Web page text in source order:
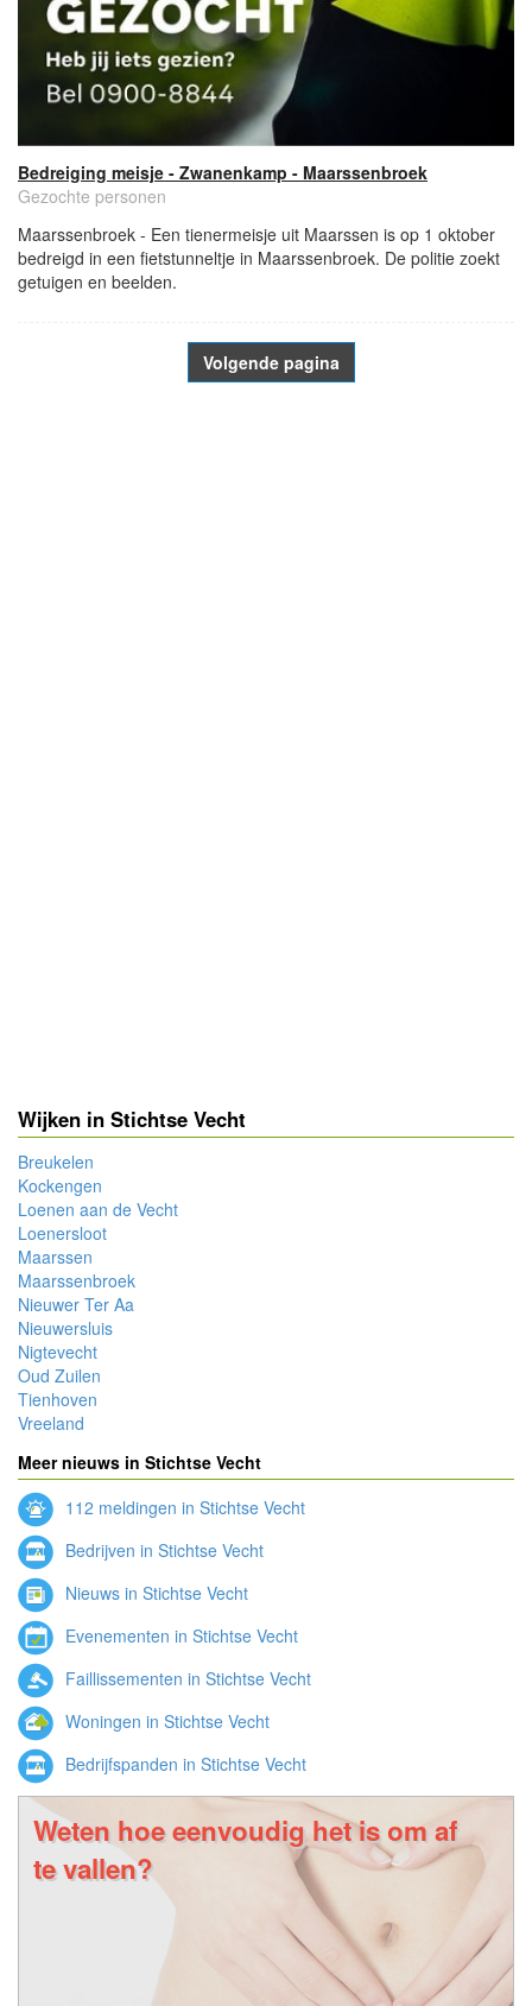
Bedreiging meisje - Zwanenkamp - Maarssenbroek
Gezochte personen
Maarssenbroek - Een tienermeisje uit Maarssen is op 1 oktober
bedreigd in een fietstunneltje in Maarssenbroek. De politie zoekt
getuigen en beelden.
Volgende pagina
Wijken in Stichtse Vecht
Breukelen
Kockengen
Loenen aan de Vecht
Loenersloot
Maarssen
Maarssenbroek
Nieuwer Ter Aa
Nieuwersluis
Nigtevecht
Oud Zuilen
Tienhoven
Vreeland
Meer nieuws in Stichtse Vecht
112 meldingen in Stichtse Vecht
Bedrijven in Stichtse Vecht
Nieuws in Stichtse Vecht
Evenementen in Stichtse Vecht
Faillissementen in Stichtse Vecht
Woningen in Stichtse Vecht
Bedrijfspanden in Stichtse Vecht
Weten hoe eenvoudig het is om af
te vallen?